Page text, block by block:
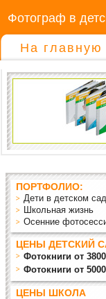
Фотограф в
На главную
ПОРТФОЛИО:
Дети в детском
Школьная жизнь
Осенние
ЦЕНЫ ДЕТСКИЙ
Фотокниги от
Фотокниги от
ЦЕНЫ ШКОЛА